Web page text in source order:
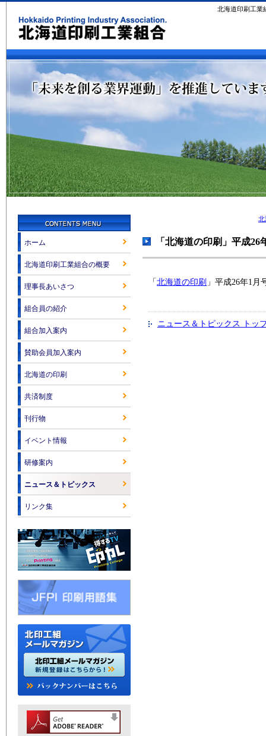
北海道印刷工業
北
「北海道の印刷」平成
「 北海道の印刷 」平成26年1
ニュース＆トピックス トッ
ホーム
北海道印刷工業組合の概要
理事長あいさつ
組合員の紹介
組合加入案内
賛助会員加入案内
北海道の印刷
共済制度
刊行物
イベント情報
研修案内
ニュース＆トピックス
リンク集